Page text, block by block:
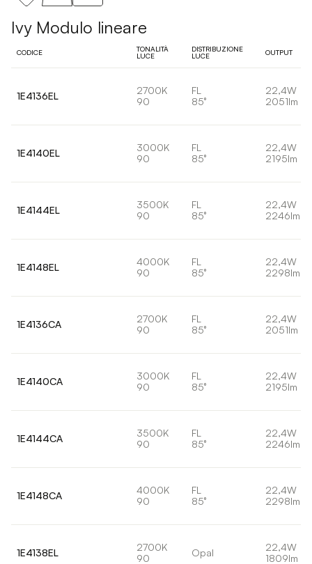
Ivy Modulo lineare
CODICE
TONALITÀ
LUCE
DISTRIBUZIONE
LUCE
OUTPUT
1E4136EL
2700K
90
FL
85°
22,4W
2051lm
1E4140EL
3000K
90
FL
85°
22,4W
2195lm
1E4144EL
3500K
90
FL
85°
22,4W
2246lm
1E4148EL
4000K
90
FL
85°
22,4W
2298lm
1E4136CA
2700K
90
FL
85°
22,4W
2051lm
1E4140CA
3000K
90
FL
85°
22,4W
2195lm
1E4144CA
3500K
90
FL
85°
22,4W
2246lm
1E4148CA
4000K
90
FL
85°
22,4W
2298lm
1E4138EL
2700K
90
Opal
22,4W
1809lm